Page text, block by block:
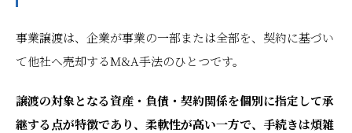
事業譲渡は、企業が事業の一部または全部を、契約に基づい
て他社へ売却するM&A手法のひとつです。
譲渡の対象となる資産・負債・契約関係を個別に指定して承
継する点が特徴であり、柔軟性が高い一方で、手続きは煩雑